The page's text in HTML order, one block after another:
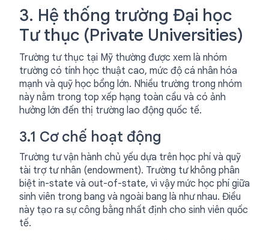
3. Hệ thống trường Đại học
Tư thục (Private Universities)
Trường tư thục tại Mỹ thường được xem là nhóm
trường có tính học thuật cao, mức độ cá nhân hóa
mạnh và quỹ học bổng lớn. Nhiều trường trong nhóm
này nằm trong top xếp hạng toàn cầu và có ảnh
hưởng lớn đến thị trường lao động quốc tế.
3.1 Cơ chế hoạt động
Trường tư vận hành chủ yếu dựa trên học phí và quỹ
tài trợ tư nhân (endowment). Trường tư không phân
biệt in-state và out-of-state, vì vậy mức học phí giữa
sinh viên trong bang và ngoài bang là như nhau. Điều
này tạo ra sự công bằng nhất định cho sinh viên quốc
tế.